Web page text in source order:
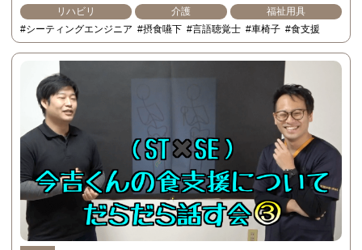
リハビリ
介護
福祉用具
#シーティングエンジニア #摂食嚥下 #言語聴覚士 #車椅子 #食支援